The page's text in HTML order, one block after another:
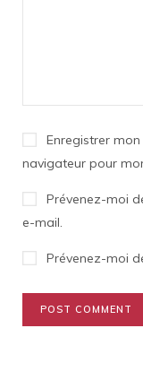
Enregistrer
navigateur pour
Prévenez-moi
e-mail.
Prévenez-moi